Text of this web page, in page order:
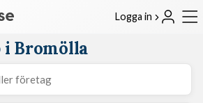
Logga in
i Bromölla